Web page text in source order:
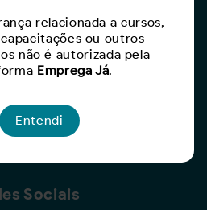
de Currículo
se
Sociais
relacionada a cursos,
ou outros
não é autorizada pela
Emprega Já.
Entendi